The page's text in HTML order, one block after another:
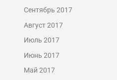
Сентябрь 2017
Август 2017
Июль 2017
Июнь 2017
Май 2017